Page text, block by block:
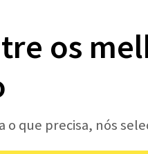
os
o que precisa, nós